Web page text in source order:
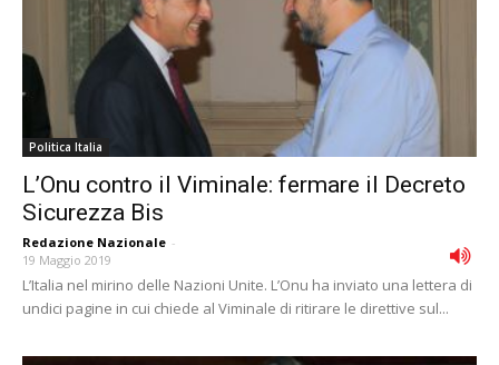
Politica Italia
L’Onu contro il Viminale: fermare il Decreto
Sicurezza Bis
Redazione Nazionale -
19 Maggio 2019
L’Italia nel mirino delle Nazioni Unite. L’Onu ha inviato una lettera di
undici pagine in cui chiede al Viminale di ritirare le direttive sul...